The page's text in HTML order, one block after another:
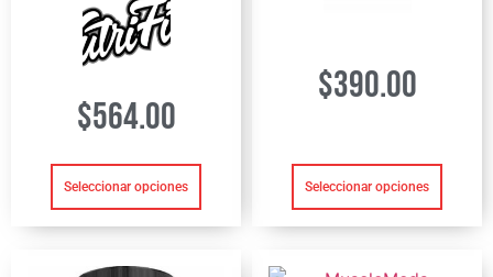
$564.00
Seleccionar opciones
$390.00
Seleccionar opciones